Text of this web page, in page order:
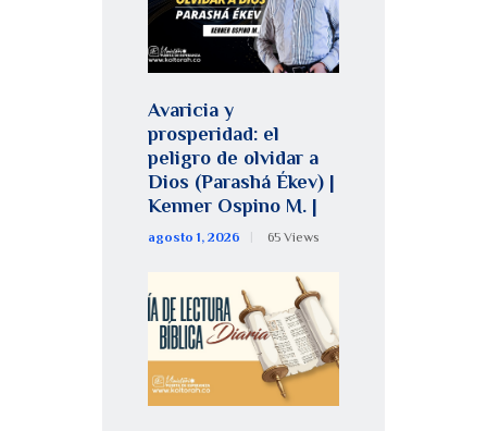
Avaricia y
prosperidad: el
peligro de olvidar a
Dios (Parashá Ékev) |
Kenner Ospino M. |
agosto 1, 2026 65 Views